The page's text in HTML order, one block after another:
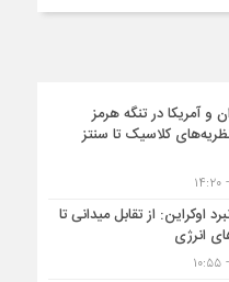
و آمریکا در تنگه هرمز
از نظریه‌های کلاسیک تا سنتز
اوکراین: از تقابل میدانی تا
انرژی